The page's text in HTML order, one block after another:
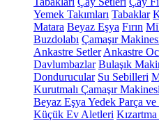
Yemek Takımları Tabaklar
Matara Beyaz Eşya Fırın
Buzdolabı Çamaşır
Ankastre Setler Ankastre
Davlumbazlar Bulaşık
Dondurucular Su Sebilleri
Kurutmalı Çamaşır Makinesi
Beyaz Eşya Yedek Parça
Küçük Ev Aletleri